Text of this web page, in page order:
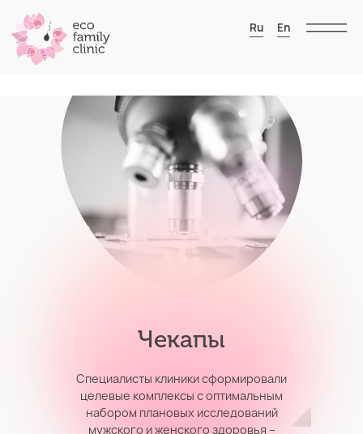
Ru En
Чекапы
Специалисты клиники сформировали
целевые комплексы с оптимальным
набором плановых исследований
мужского и женского здоровья –